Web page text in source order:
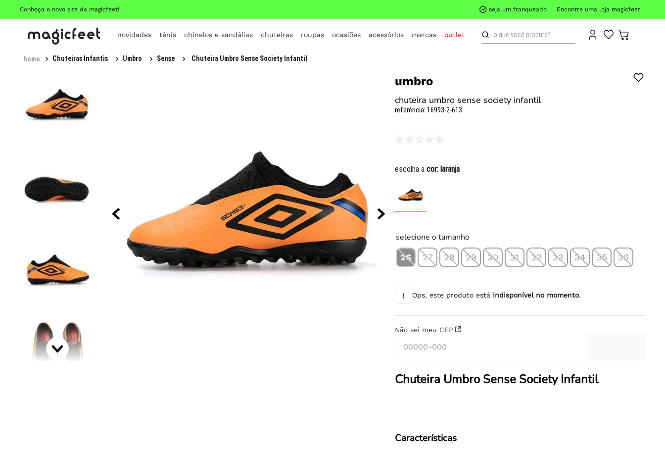
Conheça o novo site da magicfeet! seja um franqueado Encontre uma loja magicfeet
novidades tênis chinelos e sandálias chuteiras roupas ocasiões acessórios marcas outlet
o que você procura?
Chuteiras Infantis Umbro Sense Chuteira Umbro Sense Society Infantil
umbro
chuteira umbro sense society infantil
referência:16993-2-613
escolha acor: laranja
selecione o tamanho
26 27 28 29 30 31 32 33 34 35 36
! Ops, este produto está indisponível no momento.
Não sei meu CEP
Chuteira Umbro Sense Society Infantil
Características
TERMOS MAIS BUSCADOS
6º
7º
all star
8º
vans
9º
new balance
10º chuteira